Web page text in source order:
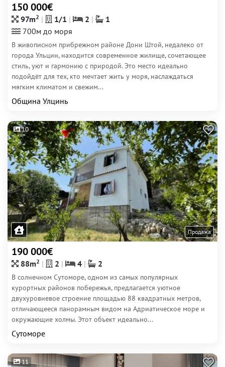
150 000€
97m2 1/1 2
1
700м до моря
В живописном прибрежном районе Дони Штой, недалеко от
города Ульцин, находится современное жилище, сочетающее
стиль, уют и гармонию с природой. Это место идеально
подойдёт для тех, кто мечтает жить у моря, наслаждаться
мягким климатом и свежим...
Община Улцинь
10
Продажа
190 000€
88m2 2 4 2
В солнечном Сутоморе, одном из самых популярных
курортных районов побережья, предлагается уютное
двухуровневое строение площадью 88 квадратных метров,
отличающееся панорамным видом на Адриатическое море и
окружающие холмы. Этот объект идеально...
Сутоморе
11